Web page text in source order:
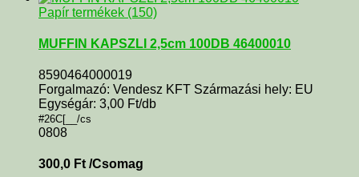
Papír termékek (150)
MUFFIN KAPSZLI 2,5cm 100DB 46400010
8590464000019
Forgalmazó: Vendesz KFT Származási hely: EU
Egységár: 3,00 Ft/db
#26C[__/cs
0808
300,0 Ft /Csomag